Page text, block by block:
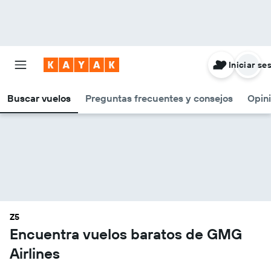
Buscar vuelos Preguntas frecuentes y consejos
Iniciar
Z5
Encuentra vuelos baratos de GMG
Airlines